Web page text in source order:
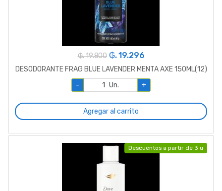
₲. 19.800 ₲. 19.296
DESODORANTE FRAG BLUE LAVENDER MENTA AXE 150ML(12)
-
Un. +
Agregar al carrito
Descuentos a partir de 3 u